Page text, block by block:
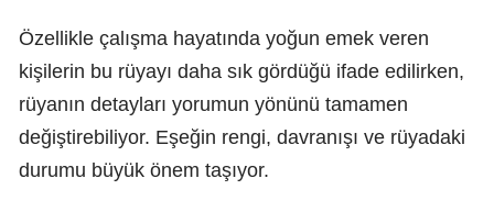
Özellikle çalışma hayatında yoğun emek veren
kişilerin bu rüyayı daha sık gördüğü ifade edilirken,
rüyanın detayları yorumun yönünü tamamen
değiştirebiliyor. Eşeğin rengi, davranışı ve rüyadaki
durumu büyük önem taşıyor.